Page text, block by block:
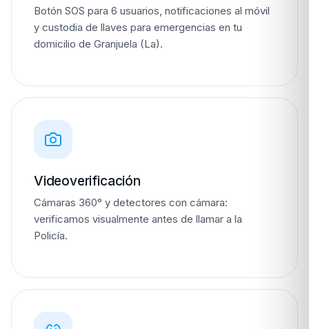
Botón SOS para 6 usuarios, notificaciones al móvil
y custodia de llaves para emergencias en tu
domicilio de Granjuela (La).
Videoverificación
Cámaras 360° y detectores con cámara:
verificamos visualmente antes de llamar a la
Policía.